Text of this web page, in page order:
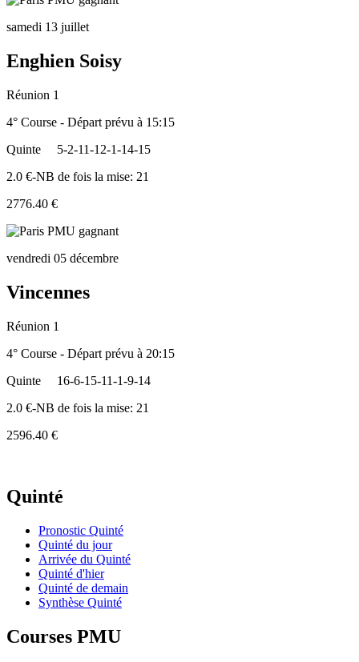
samedi 13 juillet
Enghien Soisy
Réunion 1
4° Course - Départ prévu à 15:15
Quinte
5-2-11-12-1-14-15
2.0 €-NB de fois la mise: 21
2776.40 €
vendredi 05 décembre
Vincennes
Réunion 1
4° Course - Départ prévu à 20:15
Quinte
16-6-15-11-1-9-14
2.0 €-NB de fois la mise: 21
2596.40 €
Quinté
Pronostic Quinté
Quinté du jour
Arrivée du Quinté
Quinté d'hier
Quinté de demain
Synthèse Quinté
Courses PMU